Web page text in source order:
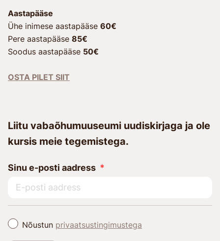
Aastapääse
Ühe inimese aastapääse 60€
Pere aastapääse 85€
Soodus aastapääse 50€
OSTA PILET SIIT
Liitu vabaõhumuuseumi uudiskirjaga ja ole
kursis meie tegemistega.
Sinu e-posti aadress
Nõustun privaatsustingimustega